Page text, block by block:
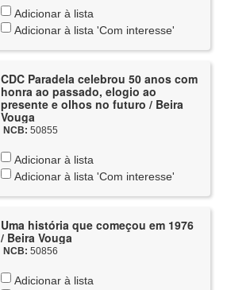
Adicionar à lista
Adicionar à lista 'Com interesse'
CDC Paradela celebrou 50 anos com
honra ao passado, elogio ao
presente e olhos no futuro / Beira
Vouga
NCB: 50855
Adicionar à lista
Adicionar à lista 'Com interesse'
Uma história que começou em 1976
/ Beira Vouga
NCB: 50856
Adicionar à lista